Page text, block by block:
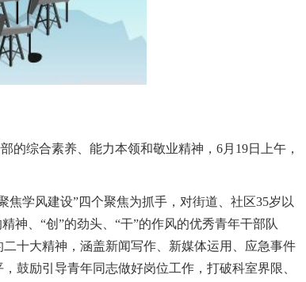
的综合素养、能力本领和敬业精神，6月19日上午，
学风建设”四个聚焦为抓手，对街道、社区35岁以
神、“创”的劲头、“干”的作风的优秀青年干部队
十大精神，涵盖新闻写作、新媒体运用、应急事件
鼓励引导青年同志做好岗位工作，打破科室界限、